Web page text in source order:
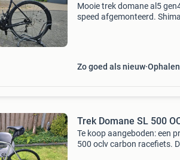
Mooie trek domane al5
speed afgemonteerd.
Zo goed als nieuw Ophalen
Trek Domane SL 500
Te koop aangeboden: een
500 oclv carbon racefiets.